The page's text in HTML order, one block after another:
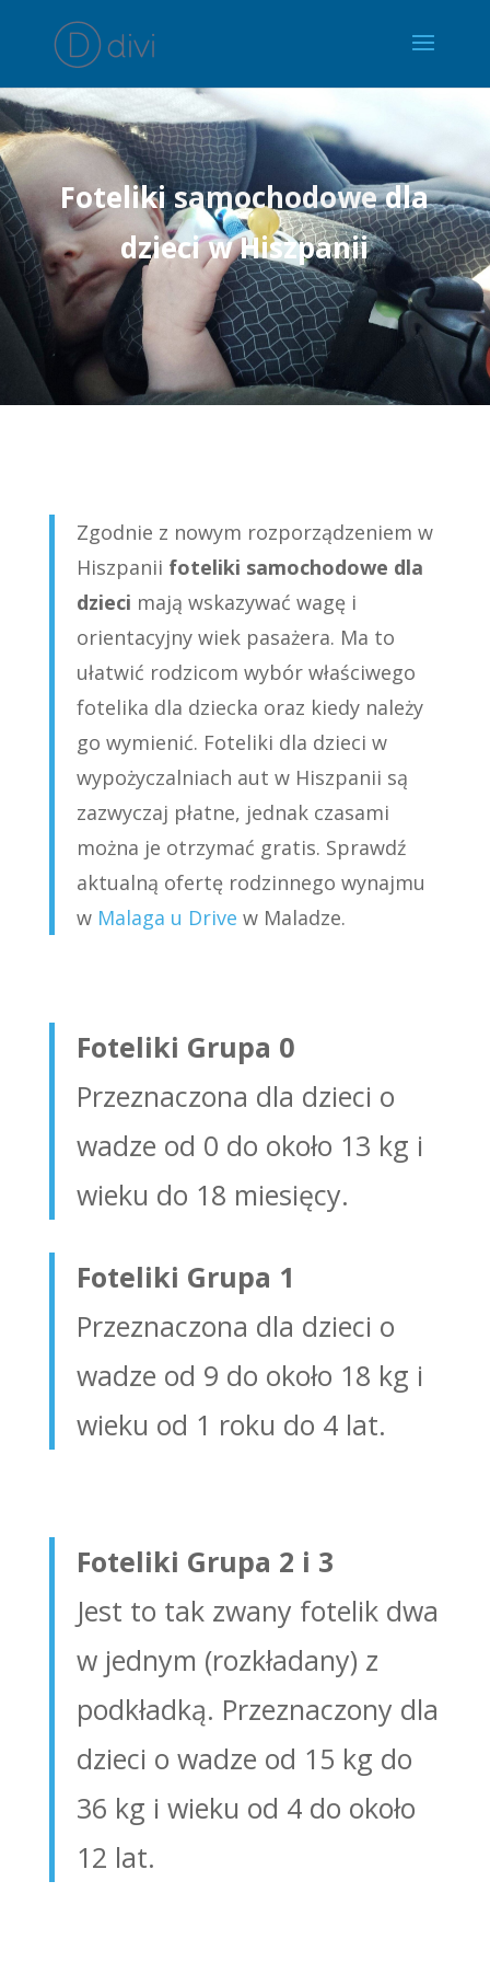
Fotelikisamochodowedla
dzieci w Hiszpanii
Zgodnie z nowym rozporządzeniem w
Hiszpanii foteliki samochodowe dla
dzieci mają wskazywać wagę i
orientacyjny wiek pasażera. Ma to
ułatwić rodzicom wybór właściwego
fotelika dla dziecka oraz kiedy należy
go wymienić. Foteliki dla dzieci w
wypożyczalniach aut w Hiszpanii są
zazwyczaj płatne, jednak czasami
można je otrzymać gratis. Sprawdź
aktualną ofertę rodzinnego wynajmu
w Malaga u Drive w Maladze.
Foteliki Grupa 0
Przeznaczona dla dzieci o
wadze od 0 do około 13 kg i
wieku do 18 miesięcy.
Foteliki Grupa 1
Przeznaczona dla dzieci o
wadze od 9 do około 18 kg i
wieku od 1 roku do 4 lat.
Foteliki Grupa 2 i 3
Jest to tak zwany fotelik dwa
w jednym (rozkładany) z
podkładką. Przeznaczony dla
dzieci o wadze od 15 kg do
36 kg i wieku od 4 do około
12 lat.